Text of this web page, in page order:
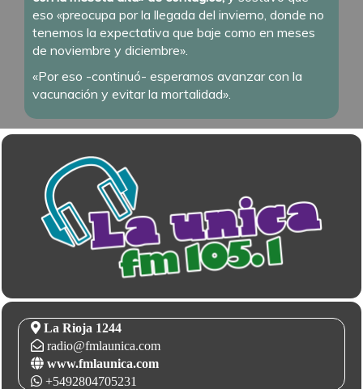
eso «preocupa por la llegada del invierno, donde no
tenemos la expectativa que baje como en meses
de noviembre y diciembre».
«Por eso -continuó- esperamos avanzar con la
vacunación y evitar la mortalidad».
La Rioja 1244
radio@fmlaunica.com
www.fmlaunica.com
+5492804705231